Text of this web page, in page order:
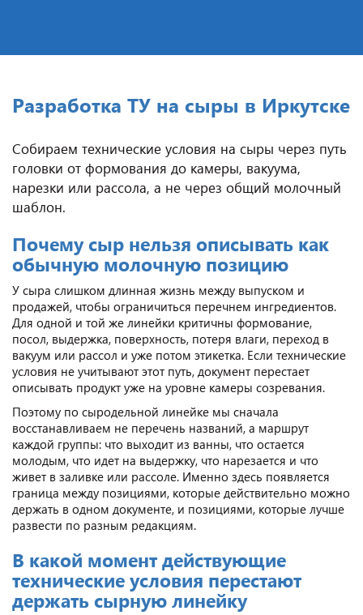
Разработка ТУ на сыры в Иркутске
Собираем технические условия на сыры через путь
головки от формования до камеры, вакуума,
нарезки или рассола, а не через общий молочный
шаблон.
Почему сыр нельзя описывать как
обычную молочную позицию
У сыра слишком длинная жизнь между выпуском и
продажей, чтобы ограничиться перечнем ингредиентов.
Для одной и той же линейки критичны формование,
посол, выдержка, поверхность, потеря влаги, переход в
вакуум или рассол и уже потом этикетка. Если технические
условия не учитывают этот путь, документ перестает
описывать продукт уже на уровне камеры созревания.
Поэтому по сыродельной линейке мы сначала
восстанавливаем не перечень названий, а маршрут
каждой группы: что выходит из ванны, что остается
молодым, что идет на выдержку, что нарезается и что
живет в заливке или рассоле. Именно здесь появляется
граница между позициями, которые действительно можно
держать в одном документе, и позициями, которые лучше
развести по разным редакциям.
В какой момент действующие
технические условия перестают
держать сырную линейку